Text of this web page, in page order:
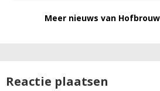
Meer nieuws van
Reactie plaatsen